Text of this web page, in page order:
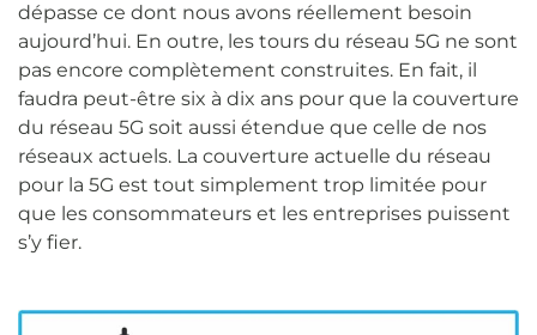
dépasse ce dont nous avons réellement besoin
aujourd’hui. En outre, les tours du réseau 5G ne sont
pas encore complètement construites. En fait, il
faudra peut-être six à dix ans pour que la couverture
du réseau 5G soit aussi étendue que celle de nos
réseaux actuels. La couverture actuelle du réseau
pour la 5G est tout simplement trop limitée pour
que les consommateurs et les entreprises puissent
s’y fier.